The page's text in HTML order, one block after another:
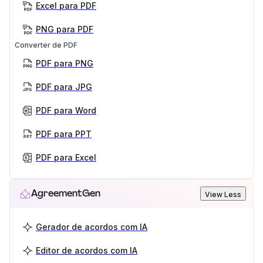
Excel para PDF
PNG para PDF
Converter de PDF
PDF para PNG
PDF para JPG
PDF para Word
PDF para PPT
PDF para Excel
AgreementGen View Less
Gerador de acordos com IA
Editor de acordos com IA